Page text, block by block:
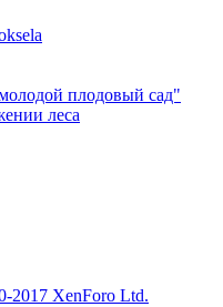
плодовый сад"
леса
2017 XenForo Ltd.